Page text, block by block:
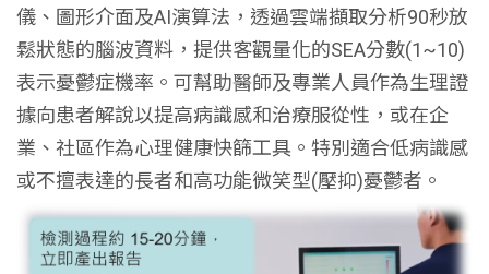
儀、圖形介面及AI演算法，透過雲端擷取分析90秒放
鬆狀態的腦波資料，提供客觀量化的SEA分數(1~10)
表示憂鬱症機率。可幫助醫師及專業人員作為生理證
據向患者解說以提高病識感和治療服從性，或在企
業、社區作為心理健康快篩工具。特別適合低病識感
或不擅表達的長者和高功能微笑型(壓抑)憂鬱者。